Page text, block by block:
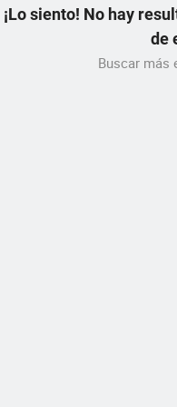
¡Lo siento! No hay
de
Buscar más